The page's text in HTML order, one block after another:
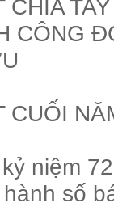
CHIA
CÔNG
CUỐI
niệm
số